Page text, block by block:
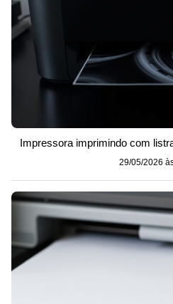
Impressora imprimindo com
29/05/2026